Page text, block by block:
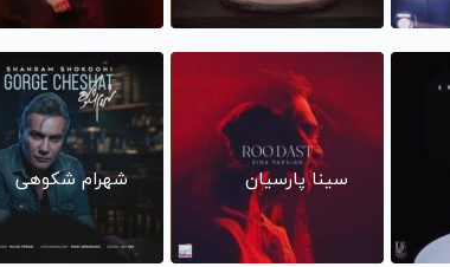
سینا پارسیان شهرام شکوهی